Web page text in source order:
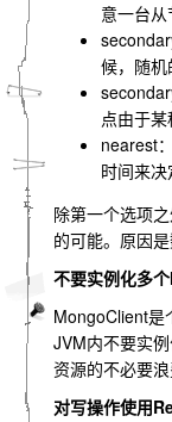
意一台
候，随机
点由于
nearest
时间来决
除第一个选项
的可能。原因
不要实例化多
MongoClient是
JVM内不要实
资源的不必要浪
对写操作使用